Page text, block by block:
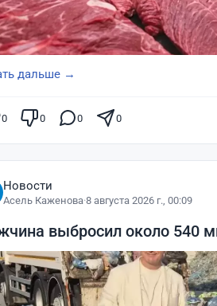
дальше →
0 0 0 0
Новости
Асель Каженова·8 августа 2026 г., 00:09
выбросил около 540